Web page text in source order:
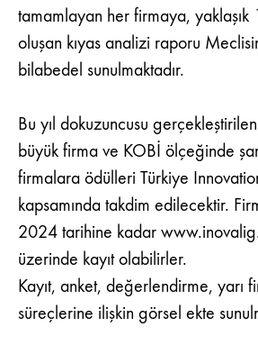
tamamlayan her firmaya, yaklaşık
oluşan kıyas analizi raporu
bilabedel sunulmaktadır.
Bu yıl dokuzuncusu
büyük firma ve KOBİ ölçeğinde
firmalara ödülleri Türkiye
kapsamında takdim edilecektir.
2024 tarihine kadar
üzerinde kayıt olabilirler.
Kayıt, anket, değerlendirme, yarı
süreçlerine ilişkin görsel ekte